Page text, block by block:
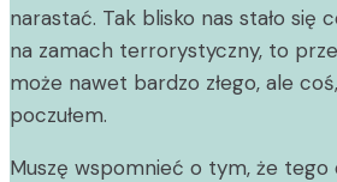
narastać. Tak blisko nas stało się
na zamach terrorystyczny, to
może nawet bardzo złego, ale
poczułem.
Muszę wspomnieć o tym, że tego